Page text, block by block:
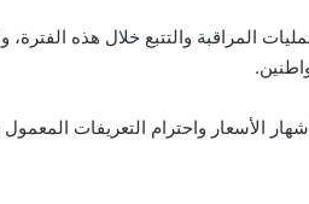
المراقبة والتتبع خلال هذه
الأسعار واحترام التعريفات